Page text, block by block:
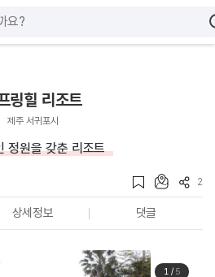
링힐 리조트
제주 서귀포시
정원을 갖춘 리조트
2
상세정보 댓글
1/ 5